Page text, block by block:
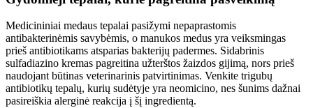
Medicininiai medaus tepalai pasižymi nepaprastomis
antibakterinėmis savybėmis, o manukos medus yra veiksmingas
prieš antibiotikams atsparias bakterijų padermes. Sidabrinis
sulfadiazino kremas pagreitina užterštos žaizdos gijimą, nors prieš
naudojant būtinas veterinarinis patvirtinimas. Venkite trigubų
antibiotikų tepalų, kurių sudėtyje yra neomicino, nes šunims dažnai
pasireiškia alerginė reakcija į šį ingredientą.